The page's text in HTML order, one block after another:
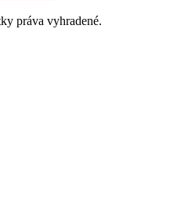
práva vyhradené.